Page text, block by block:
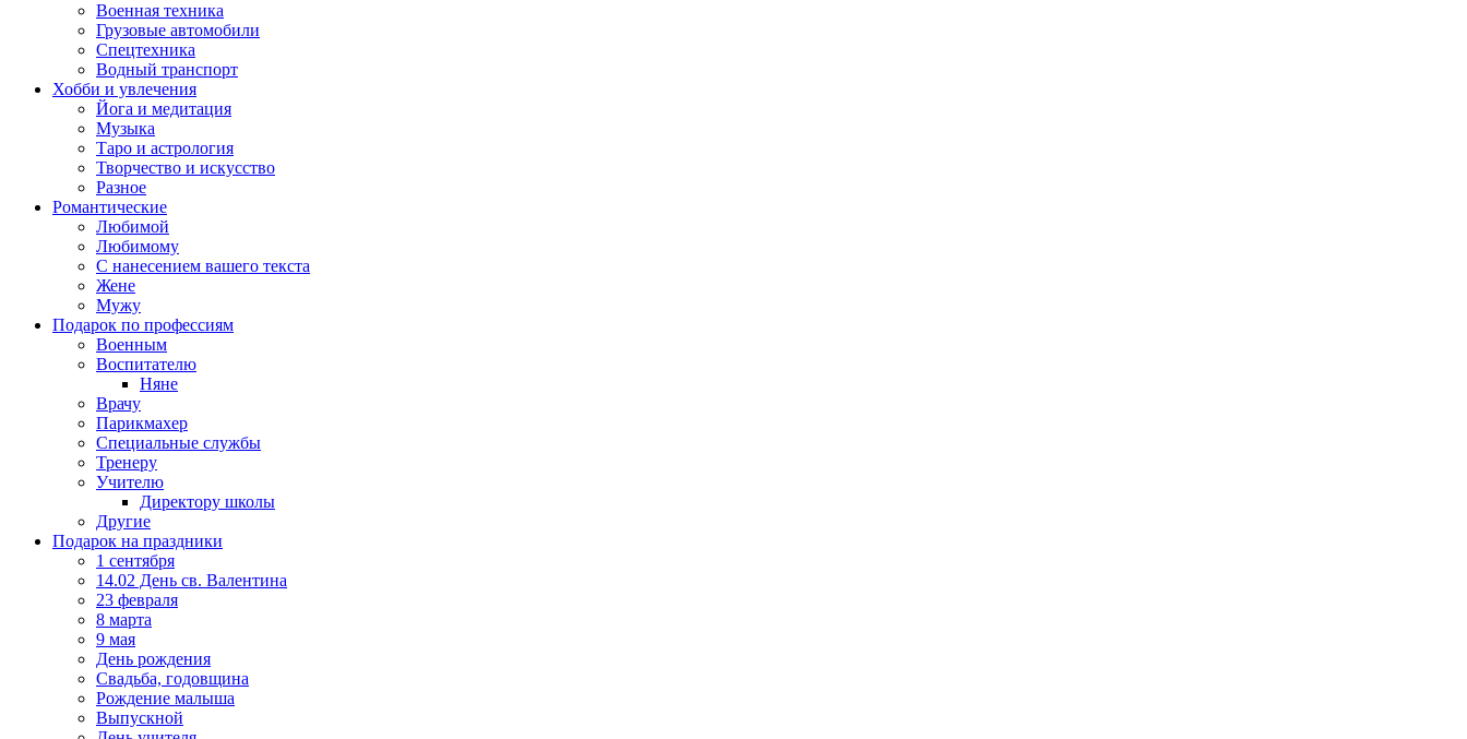
Военная техника
Грузовые автомобили
Спецтехника
Водный транспорт
Хобби и увлечения
Йога и медитация
Музыка
Таро и астрология
Творчество и искусство
Разное
Романтические
Любимой
Любимому
С нанесением вашего текста
Жене
Мужу
Подарок по профессиям
Военным
Воспитателю
Няне
Врачу
Парикмахер
Специальные службы
Тренеру
Учителю
Директору школы
Другие
Подарок на праздники
1 сентября
14.02 День св. Валентина
23 февраля
8 марта
9 мая
День рождения
Свадьба, годовщина
Рождение малыша
Выпускной